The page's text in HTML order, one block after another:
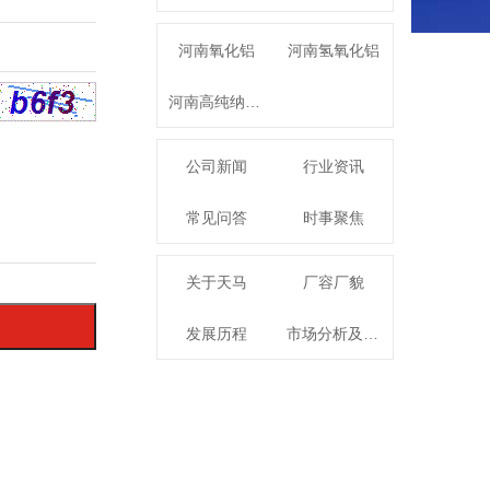
河南氧化铝 河南氢氧化铝
河南高纯纳米氧化铝
公司新闻 行业资讯
常见问答 时事聚焦
关于天马 厂容厂貌
发展历程 市场分析及发展